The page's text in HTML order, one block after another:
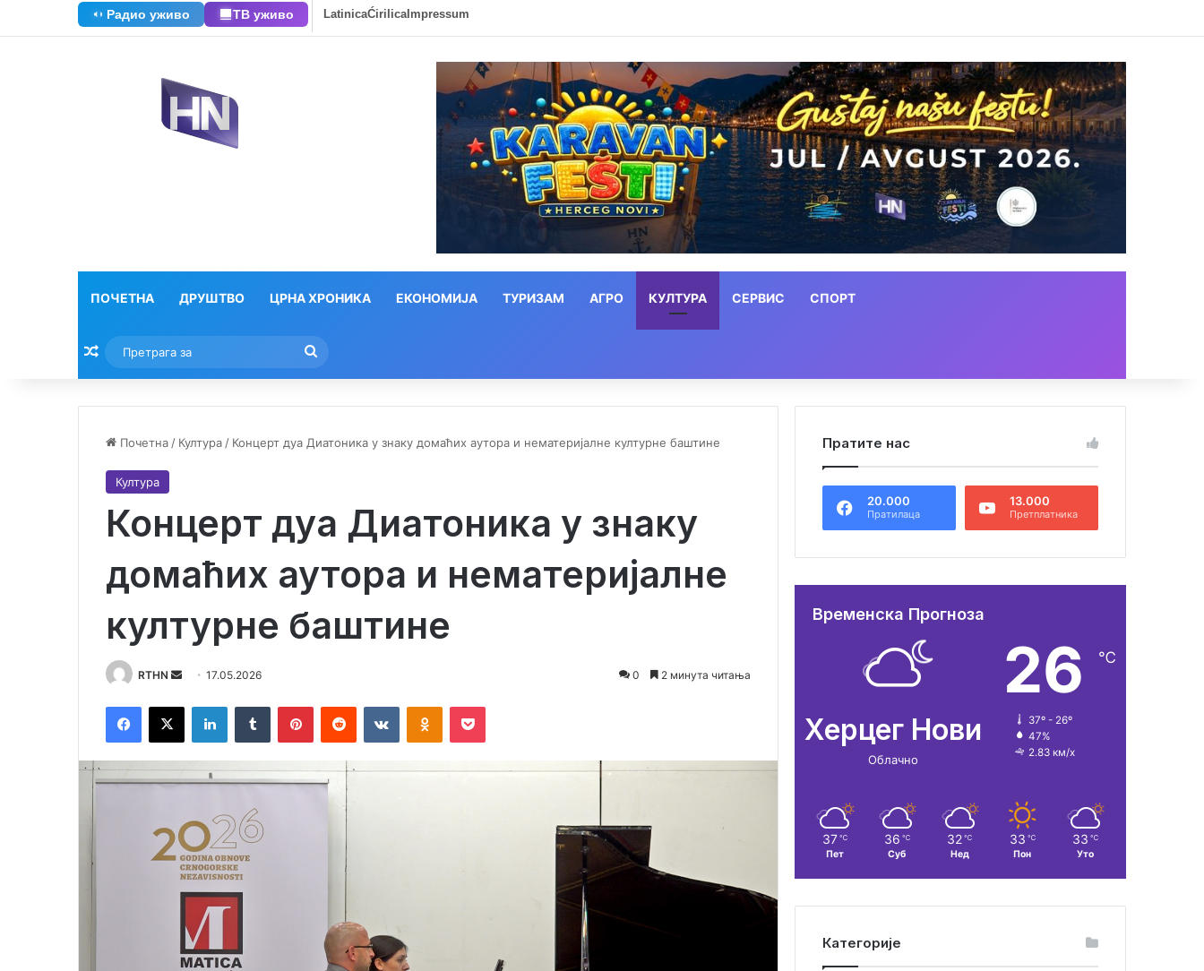
Радио уживо ТВ уживо LatinicaĆirilicaImpressum
ПОЧЕТНА ДРУШТВО ЦРНА ХРОНИКА ЕКОНОМИЈА ТУРИЗАМ АГРО КУЛТУРА СЕРВИС СПОРТ
Насумични текстови
за
Почетна / Култура / Концерт дуа Диатоника у знаку домаћих аутора и нематеријалне културне баштине
Култура
Концерт дуа Диатоника у знаку
домаћих аутора и нематеријалне
културне баштине
RTHN
d
a
n
m
a
i
l
17.05.2026 0 2 минута читања
Пратите нас
20.000
Пратилаца
13.000
Претплатника
Временска Прогноза
Херцег Нови
Облачно
26 ℃
37º - 26º
47%
2.83 км/х
37 ℃
Пет
36 ℃
Суб
32 ℃
Нед
33 ℃
Пон
33 ℃
Уто
Категорије